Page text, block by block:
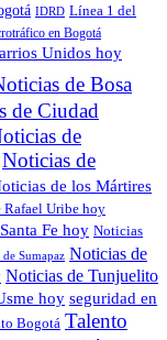
IDRD Línea 1 del
en Bogotá
Unidos hoy
de Bosa
de Ciudad
de
Noticias de
de los Mártires
Rafael Uribe hoy
Fe hoy Noticias
Sumapaz Noticias de
Noticias de Tunjuelito
hoy seguridad en
Bogotá Talento